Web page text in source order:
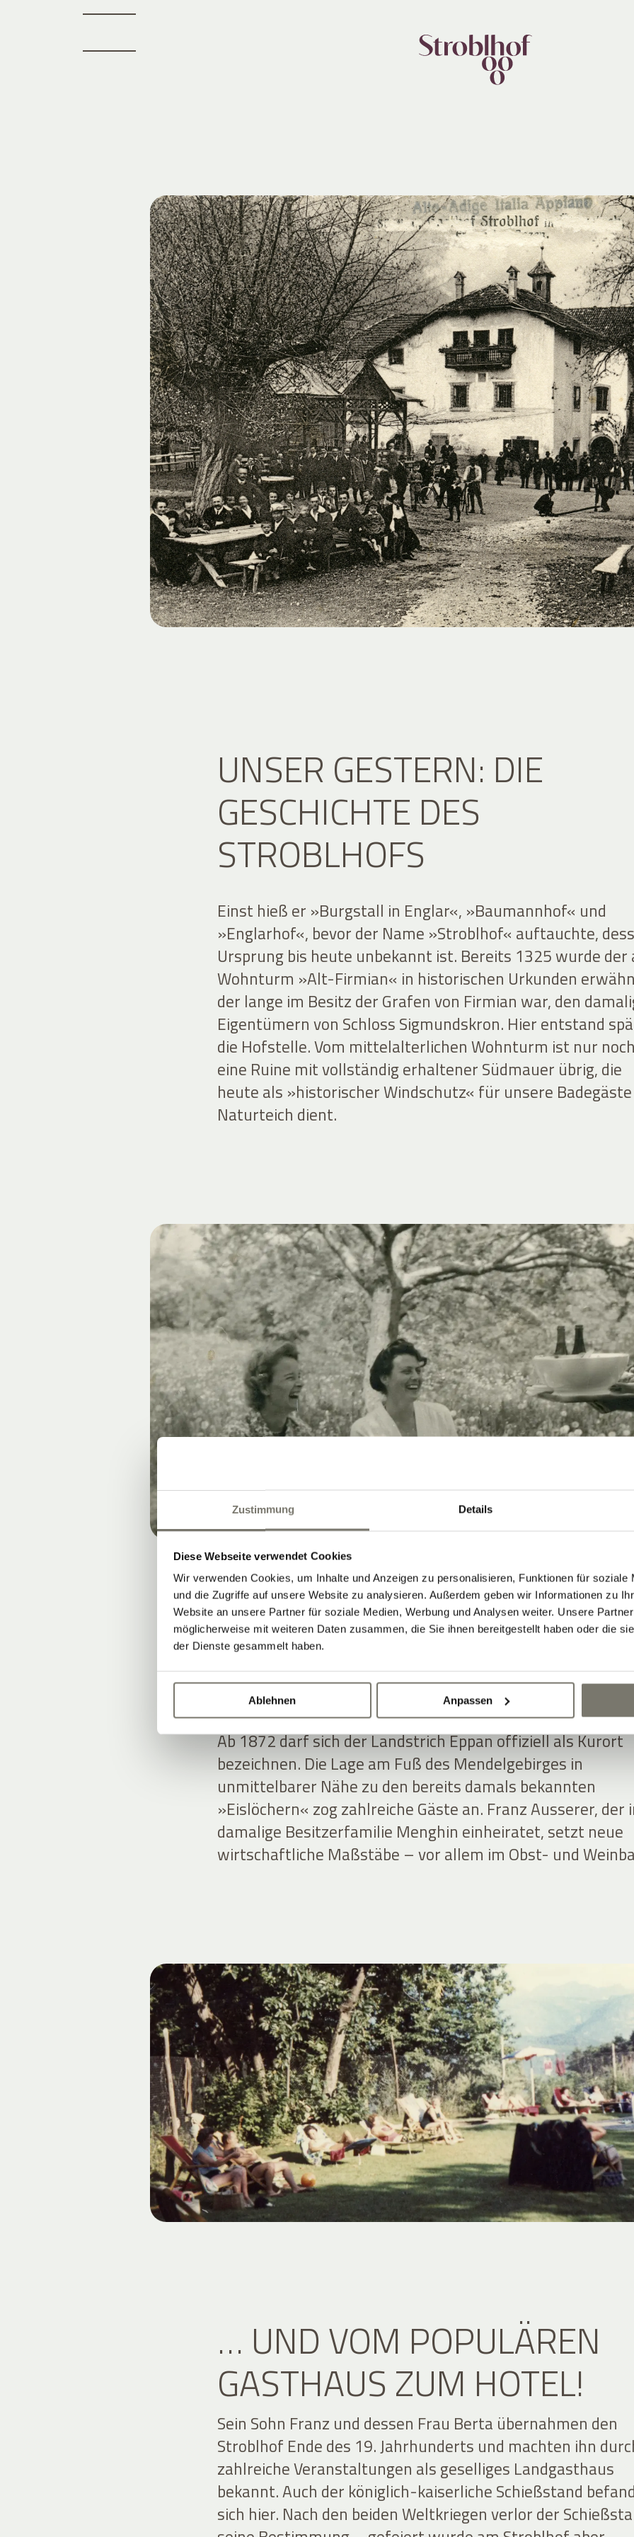
Zustimmung Details
Diese Webseite verwendet Cookies
Wir verwenden Cookies, um Inhalte und Anzeigen zu personalisieren, Funktionen für soziale
und die Zugriffe auf unsere Website zu analysieren. Außerdem geben wir Informationen zu
Website an unsere Partner für soziale Medien, Werbung und Analysen weiter. Unsere
möglicherweise mit weiteren Daten zusammen, die Sie ihnen bereitgestellt haben oder die
der Dienste gesammelt haben.
Ablehnen Anpassen
UNSER GESTERN: DIE
GESCHICHTE DES
STROBLHOFS
Einst hieß er »Burgstall in Englar«, »Baumannhof« und
»Englarhof«, bevor der Name »Stroblhof« auftauchte,
Ursprung bis heute unbekannt ist. Bereits 1325 wurde der
Wohnturm »Alt-Firmian« in historischen Urkunden
der lange im Besitz der Grafen von Firmian war, den
Eigentümern von Schloss Sigmundskron. Hier entstand
die Hofstelle. Vom mittelalterlichen Wohnturm ist nur
eine Ruine mit vollständig erhaltener Südmauer übrig, die
heute als »historischer Windschutz« für unsere
Naturteich dient.
VOM BAUERNHOF ZUM
HISTORISCHEN WEINGUT
Ab 1872 darf sich der Landstrich Eppan offiziell als Kurort
bezeichnen. Die Lage am Fuß des Mendelgebirges in
unmittelbarer Nähe zu den bereits damals bekannten
»Eislöchern« zog zahlreiche Gäste an. Franz Ausserer, der
damalige Besitzerfamilie Menghin einheiratet, setzt neue
wirtschaftliche Maßstäbe – vor allem im Obst- und
… UND VOM POPULÄREN
GASTHAUS ZUM HOTEL!
Sein Sohn Franz und dessen Frau Berta übernahmen den
Stroblhof Ende des 19. Jahrhunderts und machten ihn
zahlreiche Veranstaltungen als geselliges Landgasthaus
bekannt. Auch der königlich-kaiserliche Schießstand
sich hier. Nach den beiden Weltkriegen verlor der